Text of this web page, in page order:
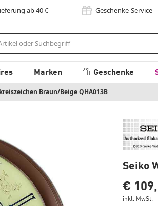
ab 40€ Geschenke-Service
Marken Geschenke
Braun/Beige QHA013B
Seiko
€
inkl. MwSt.